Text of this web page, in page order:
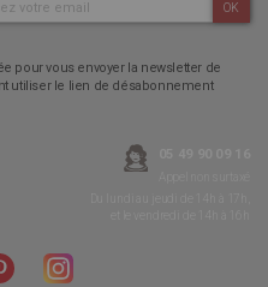
OK
pour vous envoyer la newsletter de
utiliser le lien de désabonnement